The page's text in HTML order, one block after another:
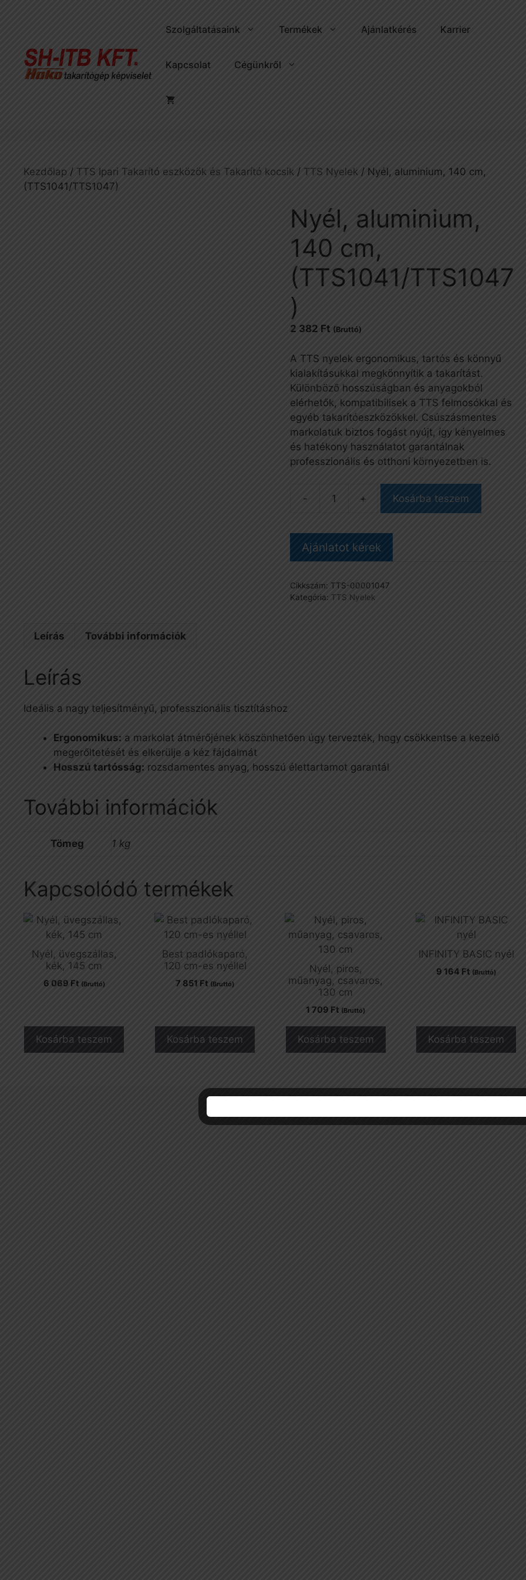
Szolgáltatásaink Termékek Ajánlatkérés Karrier
Kapcsolat Cégünkről
Kezdőlap / TTS Ipari Takarító eszközök és Takarító kocsik / TTS Nyelek / Nyél, aluminium, 140 cm,
(TTS1041/TTS1047)
Nyél, aluminium,
140 cm,
(TTS1041/TTS1047
)
2 382 Ft (Bruttó)
A TTS nyelek ergonomikus, tartós és könnyű
kialakításukkal megkönnyítik a takarítást.
Különböző hosszúságban és anyagokból
elérhetők, kompatibilisek a TTS felmosókkal és
egyéb takarítóeszközökkel. Csúszásmentes
markolatuk biztos fogást nyújt, így kényelmes
és hatékony használatot garantálnak
professzionális és otthoni környezetben is.
140
cm,
(TTS1041/TTS1047)
Kosárba teszem
Ajánlatot kérek
Cikkszám:TTS-00001047
Kategória: TTS Nyelek
Leírás További információk
Leírás
Ideális a nagy teljesítményű, professzionális tisztításhoz
Ergonomikus: a markolat átmérőjének köszönhetően úgy tervezték, hogy csökkentse a kezelő
megerőltetését és elkerülje a kéz fájdalmát
Hosszú tartósság: rozsdamentes anyag, hosszú élettartamot garantál
További információk
Tömeg 1 kg
Kapcsolódó termékek
Nyél, üvegszállas,
kék, 145 cm
6 069 Ft (Bruttó)
Kosárba teszem
Best padlókaparó,
120 cm-es nyéllel
7 851 Ft (Bruttó)
Kosárba teszem
Nyél, piros,
műanyag, csavaros,
130 cm
1 709 Ft (Bruttó)
Kosárba teszem
INFINITY BASIC nyél
9 164 Ft (Bruttó)
Kosárba teszem